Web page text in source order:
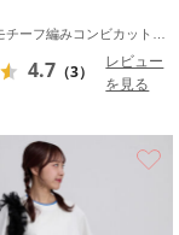
4.7 （3）
レビュー
を見る